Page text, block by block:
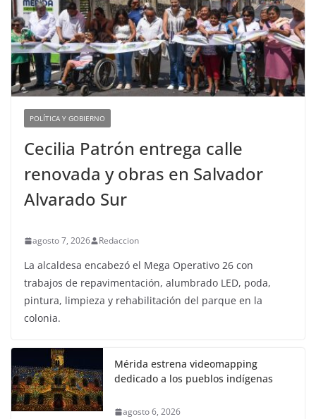
POLÍTICA Y GOBIERNO
Cecilia Patrón entrega calle
renovada y obras en Salvador
Alvarado Sur
agosto 7, 2026 Redaccion
La alcaldesa encabezó el Mega Operativo 26 con
trabajos de repavimentación, alumbrado LED, poda,
pintura, limpieza y rehabilitación del parque en la
colonia.
Mérida estrena videomapping
dedicado a los pueblos indígenas
agosto 6, 2026